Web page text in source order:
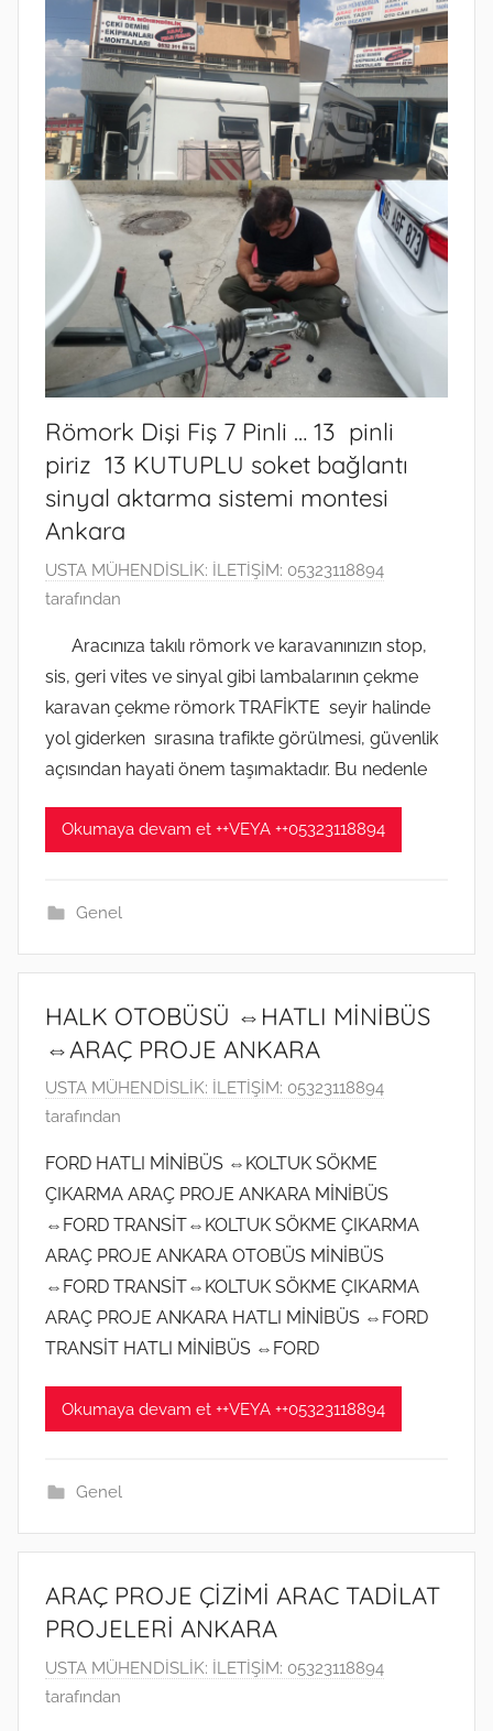
i
n
e
g
r
m
iRömork Dişi Fiş 7 Pinli … 13 pinli
piriz 13 KUTUPLU soket bağlantı
sinyal aktarma sistemi montesi
Ankara
8
N
a
n
2
0
t
h
n
d
e
g
n
d
e
r
l
m
USTA MÜHENDİSLİK: İLETİŞİM: 05323118894
tarafından
Aracınıza takılı römork ve karavanınızın stop,
sis, geri vites ve sinyal gibi lambalarının çekme
karavan çekme römork TRAFİKTE seyir halinde
yol giderken sırasına trafikte görülmesi, güvenlik
açısından hayati önem taşımaktadır. Bu nedenle
Okumaya devam et ++VEYA ++05323118894
Genel
HALK OTOBÜSÜ ⇔HATLI MİNİBÜS
⇔ARAÇ PROJE ANKARA
4
N
s
a
n
2
0
2
0
r
h
e
g
ö
n
USTA MÜHENDİSLİK: İLETİŞİM: 05323118894
tarafından
FORD HATLI MİNİBÜS ⇔KOLTUK SÖKME
ÇIKARMA ARAÇ PROJE ANKARA MİNİBÜS
⇔FORD TRANSİT⇔KOLTUK SÖKME ÇIKARMA
ARAÇ PROJE ANKARA OTOBÜS MİNİBÜS
⇔FORD TRANSİT⇔KOLTUK SÖKME ÇIKARMA
ARAÇ PROJE ANKARA HATLI MİNİBÜS ⇔FORD
TRANSİT HATLI MİNİBÜS ⇔FORD
Okumaya devam et ++VEYA ++05323118894
Genel
ARAÇ PROJE ÇİZİMİ ARAC TADİLAT
PROJELERİ ANKARA
1
8
USTA MÜHENDİSLİK: İLETİŞİM: 05323118894
tarafından